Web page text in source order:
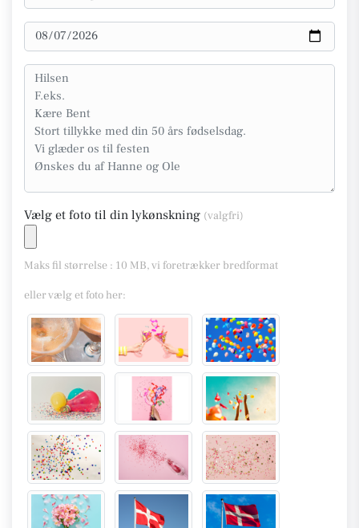
Vælg et foto til din lykønskning (valgfri)
Maks fil størrelse : 10 MB, vi foretrækker bredformat
eller vælg et foto her: